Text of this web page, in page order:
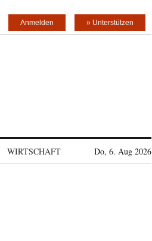
» Unterstützen
Anmelden
WIRTSCHAFT Do, 6. Aug 2026